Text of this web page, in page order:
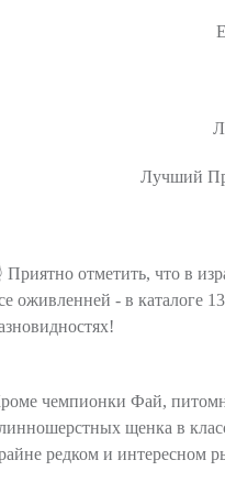
Лучший
Приятно отметить, что в
оживленней - в каталоге
чемпионки Фай,
щенка в
редком и интересном